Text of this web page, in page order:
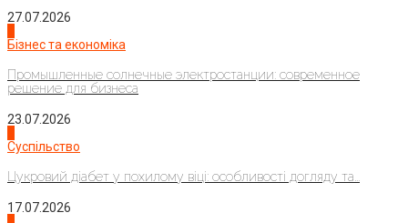
27.07.2026
Бізнес та економіка
Промышленные солнечные электростанции: современное
решение для бизнеса
23.07.2026
Суспільство
Цукровий діабет у похилому віці: особливості догляду та...
17.07.2026